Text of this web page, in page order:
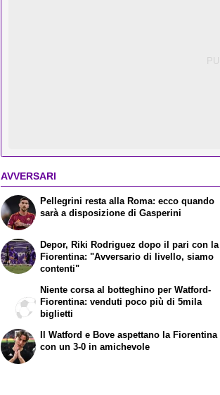
AVVERSARI
Pellegrini resta alla Roma: ecco quando
sarà a disposizione di Gasperini
Depor, Riki Rodriguez dopo il pari con la
Fiorentina: "Avversario di livello, siamo
contenti"
Niente corsa al botteghino per Watford-
Fiorentina: venduti poco più di 5mila
biglietti
Il Watford e Bove aspettano la Fiorentina
con un 3-0 in amichevole